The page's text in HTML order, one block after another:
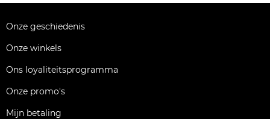
Onze geschiedenis
Onze winkels
Ons loyaliteitsprogramma
Onze promo's
Mijn betaling